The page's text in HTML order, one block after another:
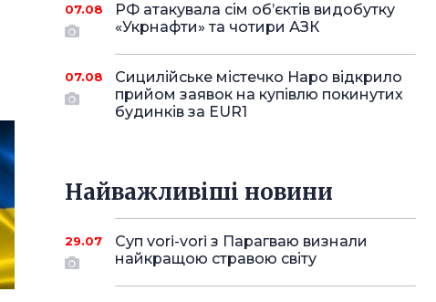
07.08
РФ атакувала сім об’єктів видобутку
«Укрнафти» та чотири АЗК
07.08
Сицилійське містечко Наро відкрило
прийом заявок на купівлю покинутих
будинків за EUR1
Найважливіші новини
29.07
Суп vori-vori з Парагваю визнали
найкращою стравою світу